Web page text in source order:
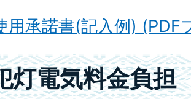
用承諾書(記入例) (PDF
灯電気料金負担